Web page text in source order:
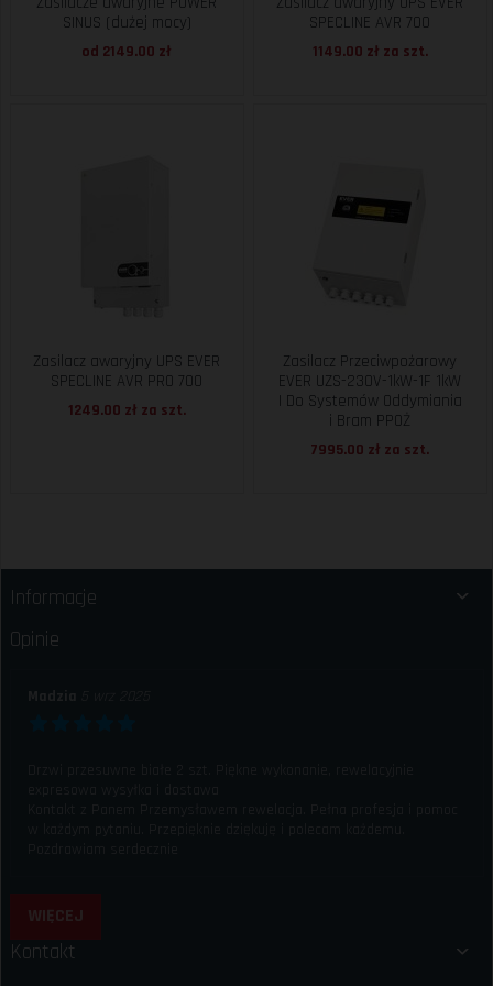
SINUS (dużej mocy)
od 2149.00 zł
SPECLINE AVR 700
1149.00 zł za szt.
Zasilacz awaryjny UPS EVER
SPECLINE AVR PRO 700
1249.00 zł za szt.
Zasilacz Przeciwpożarowy
EVER UZS-230V-1kW-1F 1kW
| Do Systemów Oddymiania
i Bram PPOŻ
7995.00 zł za szt.
Informacje
Opinie
WIĘCEJ
Kontakt